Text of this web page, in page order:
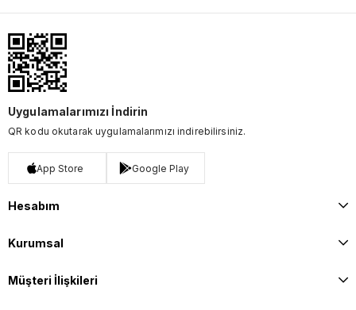
Uygulamalarımızı İndirin
QR kodu okutarak uygulamalarımızı indirebilirsiniz.
App Store Google Play
Hesabım
Kurumsal
Müşteri İlişkileri